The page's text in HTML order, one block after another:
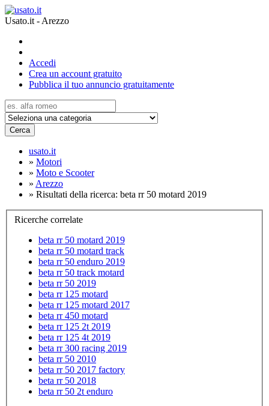
Usato.it - Arezzo
Accedi
Crea un account gratuito
Pubblica il tuo annuncio gratuitamente
Cerca
usato.it
» Motori
» Moto e Scooter
» Arezzo
» Risultati della ricerca: beta rr 50 motard 2019
Ricerche correlate
beta rr 50 motard 2019
beta rr 50 motard track
beta rr 50 enduro 2019
beta rr 50 track motard
beta rr 50 2019
beta rr 125 motard
beta rr 125 motard 2017
beta rr 450 motard
beta rr 125 2t 2019
beta rr 125 4t 2019
beta rr 300 racing 2019
beta rr 50 2010
beta rr 50 2017 factory
beta rr 50 2018
beta rr 50 2t enduro